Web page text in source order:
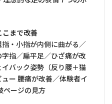
こまで改善
・小指が内側に曲がる／
指／扁平足／ひざ痛が改
バック姿勢（反り腰＋猫
ー 腰痛が改善／体験者イ
ページの見方